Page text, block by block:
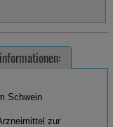
Schwein
zur